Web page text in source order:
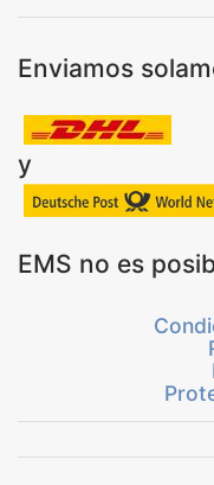
Enviamos
y
EMS no es